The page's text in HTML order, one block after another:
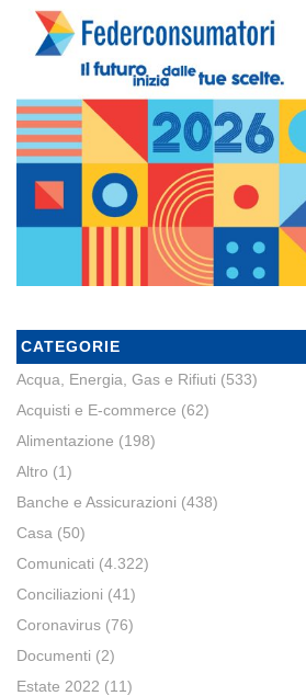
CATEGORIE
Acqua, Energia, Gas e Rifiuti (533)
Acquisti e E-commerce (62)
Alimentazione (198)
Altro (1)
Banche e Assicurazioni (438)
Casa (50)
Comunicati (4.322)
Conciliazioni (41)
Coronavirus (76)
Documenti (2)
Estate 2022 (11)